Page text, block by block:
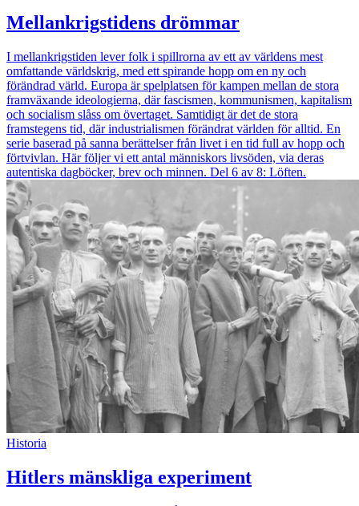
Mellankrigstidens drömmar
I mellankrigstiden lever folk i spillrorna av ett av världens mest
omfattande världskrig, med ett spirande hopp om en ny och
förändrad värld. Europa är spelplatsen för kampen mellan de stora
framväxande ideologierna, där fascismen, kommunismen, kapitalism
och socialism slåss om övertaget. Samtidigt är det de stora
framstegens tid, där industrialismen förändrat världen för alltid. En
serie baserad på sanna berättelser från livet i en tid full av hopp och
förtvivlan. Här följer vi ett antal människors livsöden, via deras
autentiska dagböcker, brev och minnen. Del 6 av 8: Löften.
Historia
Hitlers mänskliga experiment